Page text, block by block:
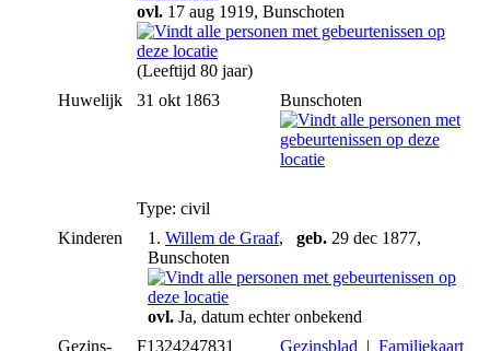
ovl. 17 aug 1919, Bunschoten
(Leeftijd 80 jaar)
Huwelijk
31 okt 1863 Bunschoten
Type: civil
Kinderen
1. Willem de Graaf, geb. 29 dec 1877,
Bunschoten
ovl. Ja, datum echter onbekend
Gezins-
F1324247831 Gezinsblad | Familiekaart